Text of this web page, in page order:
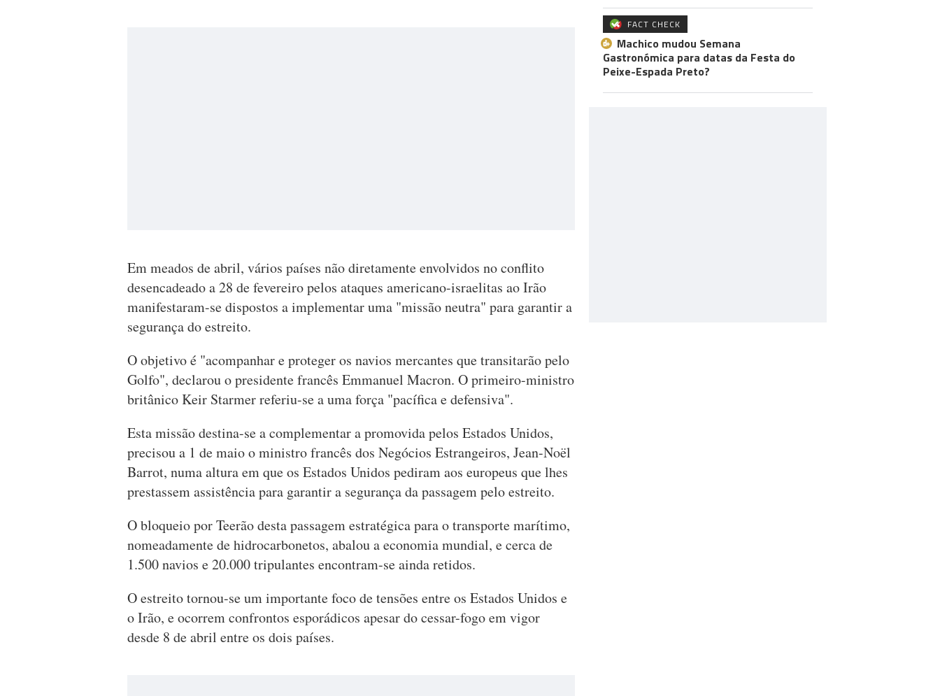
Em meados de abril, vários países não diretamente envolvidos no conflito
desencadeado a 28 de fevereiro pelos ataques americano-israelitas ao Irão
manifestaram-se dispostos a implementar uma "missão neutra" para garantir a
segurança do estreito.
O objetivo é "acompanhar e proteger os navios mercantes que transitarão pelo
Golfo", declarou o presidente francês Emmanuel Macron. O primeiro-ministro
britânico Keir Starmer referiu-se a uma força "pacífica e defensiva".
Esta missão destina-se a complementar a promovida pelos Estados Unidos,
precisou a 1 de maio o ministro francês dos Negócios Estrangeiros, Jean-Noël
Barrot, numa altura em que os Estados Unidos pediram aos europeus que lhes
prestassem assistência para garantir a segurança da passagem pelo estreito.
O bloqueio por Teerão desta passagem estratégica para o transporte marítimo,
nomeadamente de hidrocarbonetos, abalou a economia mundial, e cerca de
1.500 navios e 20.000 tripulantes encontram-se ainda retidos.
O estreito tornou-se um importante foco de tensões entre os Estados Unidos e
o Irão, e ocorrem confrontos esporádicos apesar do cessar-fogo em vigor
desde 8 de abril entre os dois países.
FACT CHECK
Machico mudou Semana
Gastronómica para datas da Festa do
Peixe-Espada Preto?